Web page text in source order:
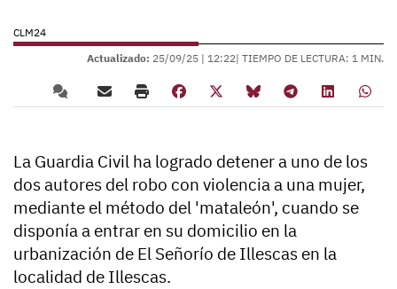
CLM24
Actualizado: 25/09/25 | 12:22| TIEMPO DE LECTURA: 1 MIN.
La Guardia Civil ha logrado detener a uno de los
dos autores del robo con violencia a una mujer,
mediante el método del 'mataleón', cuando se
disponía a entrar en su domicilio en la
urbanización de El Señorío de Illescas en la
localidad de Illescas.